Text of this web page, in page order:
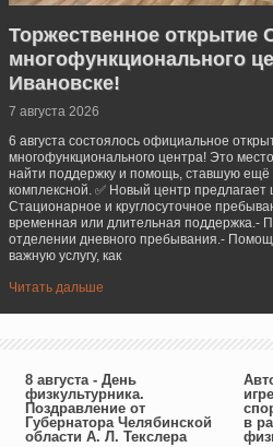
Торжественное открытие
многофункционального
Ивановске!
7 августа 2026
6 августа состоялось официальное
многофункционального центра! Это
найти поддержку и помощь, ставшую ещё
комплексной. ✅ Новый центр предлагает
Стационарное и круглосуточное
временная или длительная поддержка.-
отделении дневного пребывания.-
важную услугу, как
Читать дальше
8 августа - День
физкультурника.
Поздравление от
Губернатора Челябинской
области А. Л. Текслера
в